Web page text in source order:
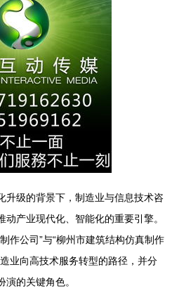
升级的背景下，制造业与信息技术咨
产业现代化、智能化的重要引擎。
作公司”与“柳州市建筑结构仿真制作
业向高技术服务转型的路径，并分
的关键角色。